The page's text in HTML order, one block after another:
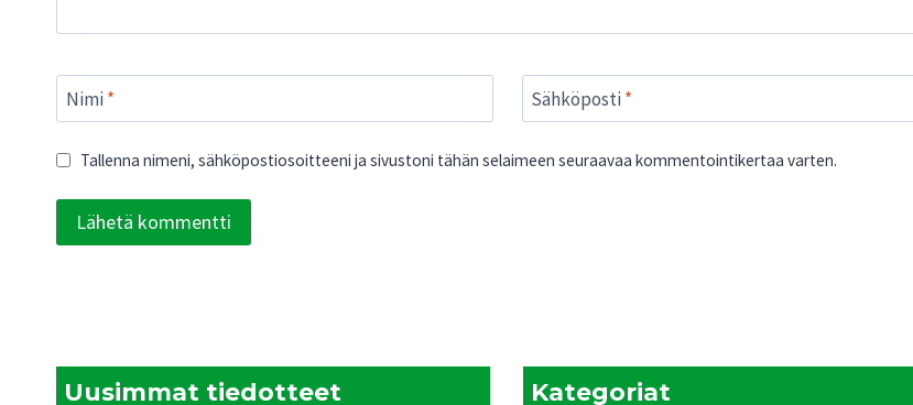
Nimi * Sähköposti *
Tallenna nimeni, sähköpostiosoitteeni ja sivustoni tähän selaimeen seuraavaa kommentointikertaa varten.
Uusimmat tiedotteet Kategoriat